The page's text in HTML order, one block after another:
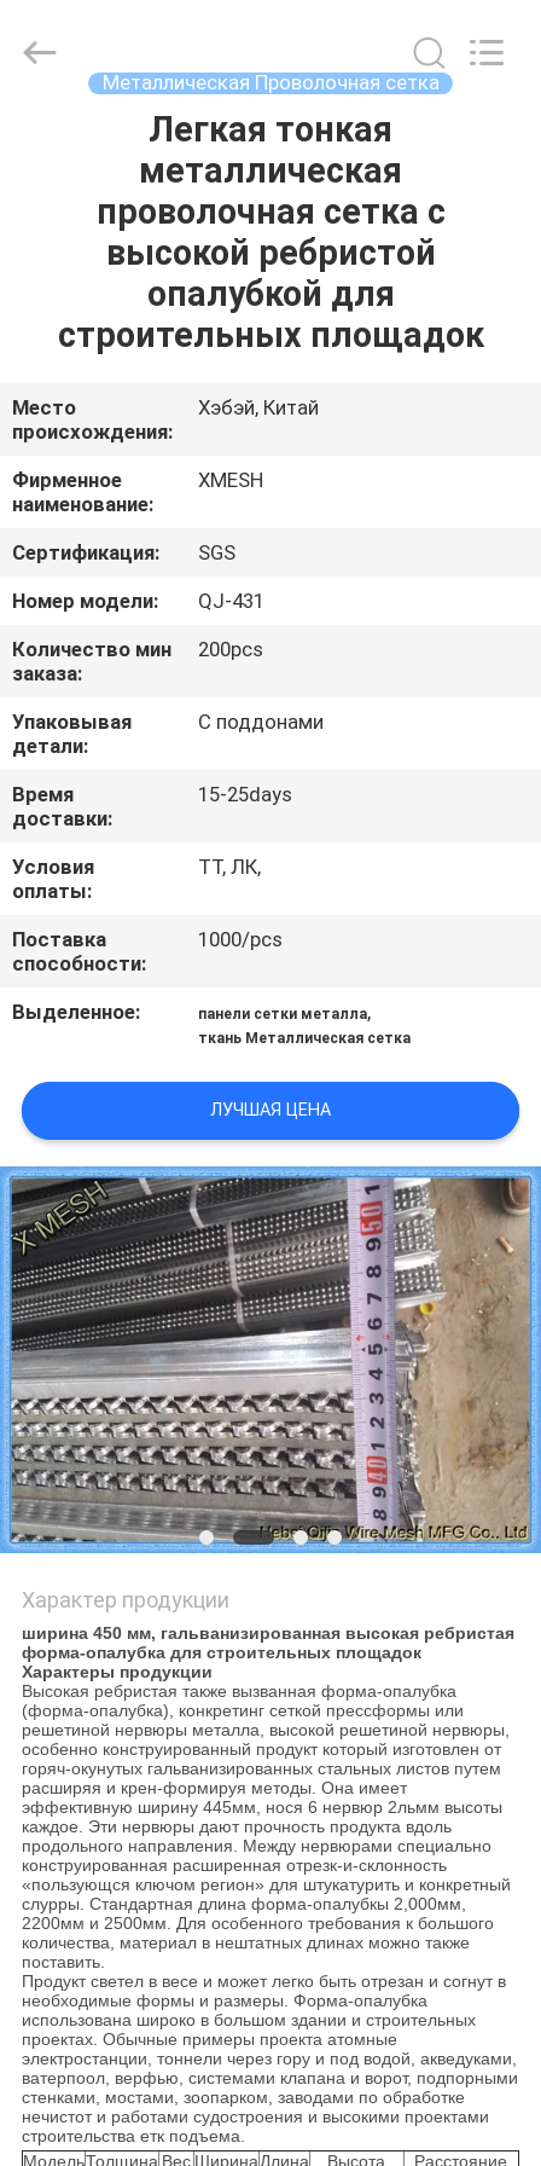
ПРОДУКТЫ
НАС
ПУТЕШЕСТВИЕ
ФАБРИКИ
ПРОВЕРКА
КАЧЕСТВА
СВЯЖИТЕСЬ
МЫ
СПРОСИТЕ
ЦИТАТУ
КАРТА
POLICY
MFG
Металлическая Проволочная сетка
Легкая тонкая
металлическая
проволочная сетка с
высокой ребристой
опалубкой для
строительных площадок
Место
происхождения:
Хэбэй, Китай
Фирменное
наименование:
XMESH
Сертификация:
SGS
Номер модели:
QJ-431
Количество мин
заказа:
200pcs
Упаковывая
детали:
С поддонами
Время
доставки:
15-25days
Условия
оплаты:
ТТ, ЛК,
Поставка
способности:
1000/pcs
Выделенное: панели сетки металла,
ткань Металлическая сетка
ЛУЧШАЯ ЦЕНА
Характер продукции
ширина 450 мм, гальванизированная высокая ребристая
форма-опалубка для строительных площадок
Характеры продукции
Высокая ребристая также вызванная форма-опалубка
(форма-опалубка), конкретинг сеткой прессформы или
решетиной нервюры металла, высокой решетиной нервюры,
особенно конструированный продукт который изготовлен от
горяч-окунутых гальванизированных стальных листов путем
расширяя и крен-формируя методы. Она имеет
эффективную ширину 445мм, нося 6 нервюр 2льмм высоты
каждое. Эти нервюры дают прочность продукта вдоль
продольного направления. Между нервюрами специально
конструированная расширенная отрезк-и-склонность
«пользующся ключом регион» для штукатурить и конкретный
слурры. Стандартная длина форма-опалубкы 2,000мм,
2200мм и 2500мм. Для особенного требования к большого
количества, материал в нештатных длинах можно также
поставить.
Продукт светел в весе и может легко быть отрезан и согнут в
необходимые формы и размеры. Форма-опалубка
использована широко в большом здании и строительных
проектах. Обычные примеры проекта атомные
электростанции, тоннели через гору и под водой, акведуками,
ватерпоол, верфью, системами клапана и ворот, подпорными
стенками, мостами, зоопарком, заводами по обработке
нечистот и работами судостроения и высокими проектами
строительства етк подъема.
МодельТолщина Вес ШиринаДлина Высота Расстояние